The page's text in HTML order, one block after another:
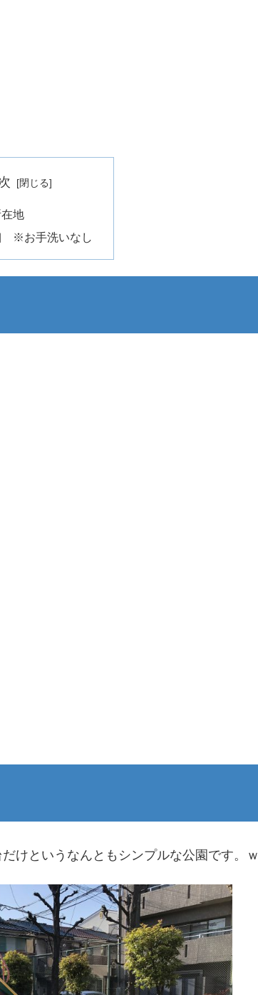
地
※お手洗いなし
けというなんともシンプルな公園です。ｗ